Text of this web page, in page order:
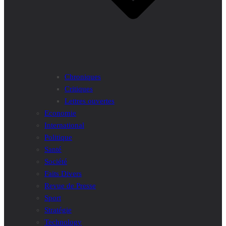
Chroniques
Critiques
Lettres ouvertes
Economie
International
Politique
Santé
Société
Faits Divers
Revue de Presse
Sport
Stratégie
Technology